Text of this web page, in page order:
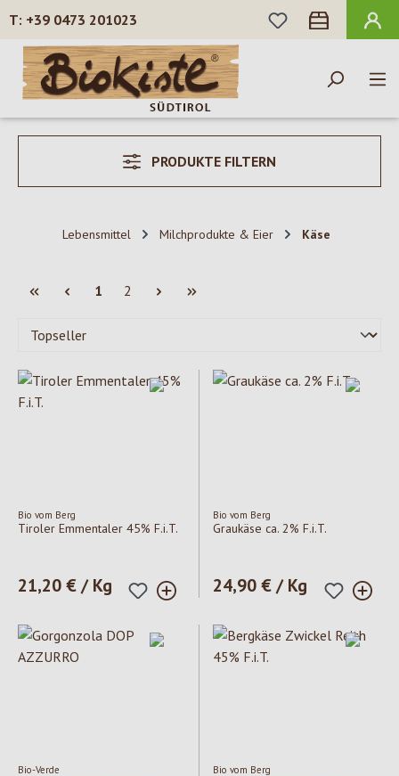
Zum Hauptinhalt springen
+39 0473 201023
DU HAST 0
PRODUKTE FILTERN
Lebensmittel Milchprodukte & Eier Käse
Seite
1 Seite
2
Bio vom Berg
Tiroler Emmentaler 45% F.i.T.
Regulärer Preis:
21,20 € / Kg
Bio vom Berg
Graukäse ca. 2% F.i.T.
Regulärer Preis:
24,90 € / Kg
Bio-Verde Bio vom Berg